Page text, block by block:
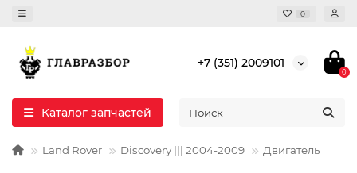
0
+7 (351) 2009101
0
Каталог запчастей
Land Rover Discovery ||| 2004-2009 Двигатель